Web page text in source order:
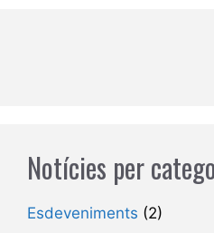
Notícies per
Esdeveniments (2)